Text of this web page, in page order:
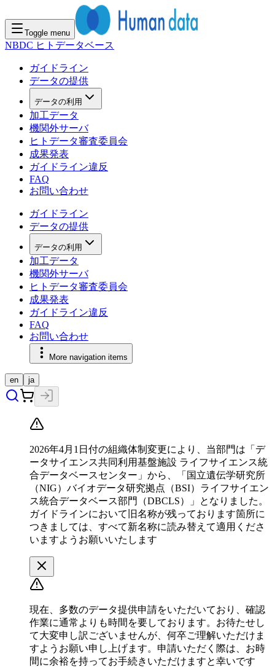
Toggle menu
NBDC ヒトデータベース
ガイドライン
データの提供
データの利用
加工データ
機関外サーバ
ヒトデータ審査委員会
成果発表
ガイドライン違反
FAQ
お問い合わせ
ガイドライン
データの提供
データの利用
加工データ
機関外サーバ
ヒトデータ審査委員会
成果発表
ガイドライン違反
FAQ
お問い合わせ
More navigation items
en ja
2026年4月1日付の組織体制変更により、当部門は「デ
ータサイエンス共同利用基盤施設 ライフサイエンス統
合データベースセンター」から、「国立遺伝学研究所
（NIG）バイオデータ研究拠点（BSI）ライフサイエン
ス統合データベース部門（DBCLS）」となりました。
ガイドラインにおいて旧名称が残っております箇所に
つきましては、すべて新名称に読み替えて適用くださ
いますようお願いいたします
現在、多数のデータ提供申請をいただいており、確認
作業に通常よりも時間を要しております。お待たせし
て大変申し訳ございませんが、何卒ご理解いただけま
すようお願い申し上げます。申請いただく際は、お時
間に余裕を持ってお手続きいただけますと幸いです